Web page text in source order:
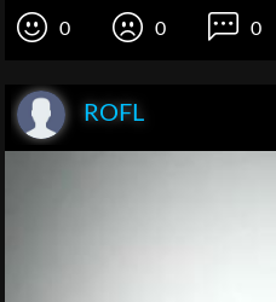
0 0 0
ROFL